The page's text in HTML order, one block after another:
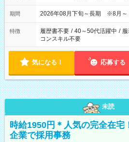
期間 2026年08月下旬～長期 ※8月～
特徴 履歴書不要 / 40～50代活躍中 /
コンスキル不要
気になる！ 応募する
未読
時給1950円＊人気の完全在宅
企業で採用事務